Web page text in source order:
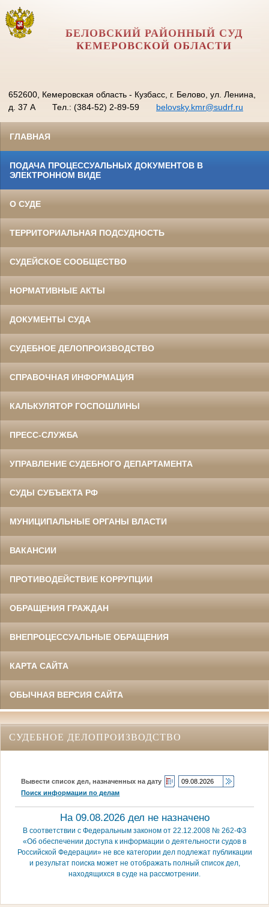
БЕЛОВСКИЙ РАЙОННЫЙ СУД
КЕМЕРОВСКОЙ ОБЛАСТИ
652600, Кемеровская область - Кузбасс, г. Белово, ул. Ленина,
д. 37 А
Тел.: (384-52) 2-89-59 belovsky.kmr@sudrf.ru
ГЛАВНАЯ
ПОДАЧА ПРОЦЕССУАЛЬНЫХ ДОКУМЕНТОВ В
ЭЛЕКТРОННОМ ВИДЕ
О СУДЕ
ТЕРРИТОРИАЛЬНАЯ ПОДСУДНОСТЬ
СУДЕЙСКОЕ СООБЩЕСТВО
НОРМАТИВНЫЕ АКТЫ
ДОКУМЕНТЫ СУДА
СУДЕБНОЕ ДЕЛОПРОИЗВОДСТВО
СПРАВОЧНАЯ ИНФОРМАЦИЯ
КАЛЬКУЛЯТОР ГОСПОШЛИНЫ
ПРЕСС-СЛУЖБА
УПРАВЛЕНИЕ СУДЕБНОГО ДЕПАРТАМЕНТА
СУДЫ СУБЪЕКТА РФ
МУНИЦИПАЛЬНЫЕ ОРГАНЫ ВЛАСТИ
ВАКАНСИИ
ПРОТИВОДЕЙСТВИЕ КОРРУПЦИИ
ОБРАЩЕНИЯ ГРАЖДАН
ВНЕПРОЦЕССУАЛЬНЫЕ ОБРАЩЕНИЯ
КАРТА САЙТА
ОБЫЧНАЯ ВЕРСИЯ САЙТА
СУДЕБНОЕ ДЕЛОПРОИЗВОДСТВО
Вывести список дел, назначенных на дату
Поиск информации по делам
На 09.08.2026 дел не назначено
В соответствии с Федеральным законом от 22.12.2008 № 262-ФЗ
«Об обеспечении доступа к информации о деятельности судов в
Российской Федерации» не все категории дел подлежат публикации
и результат поиска может не отображать полный список дел,
находящихся в суде на рассмотрении.